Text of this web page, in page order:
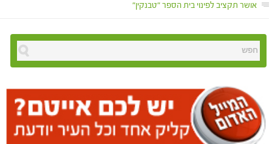
אושר תקציב לפינוי בית הספר "טבנקין"